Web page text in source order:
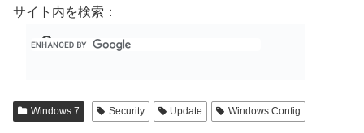
サイト内を検索：
Windows 7 Security Update Windows Config